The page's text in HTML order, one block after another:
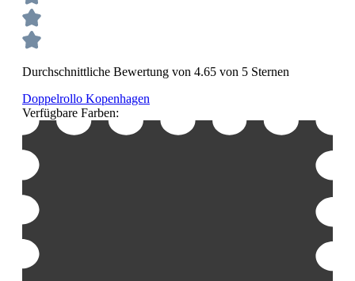
Durchschnittliche Bewertung von 4.65 von 5 Sternen
Doppelrollo Kopenhagen
Verfügbare Farben: